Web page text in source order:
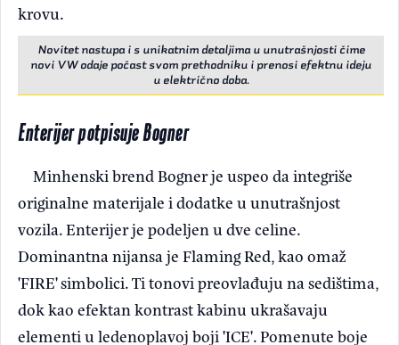
krovu.
Novitet nastupa i s unikatnim detaljima u unutrašnjosti čime
novi VW odaje počast svom prethodniku i prenosi efektnu ideju
u električno doba.
Enterijer potpisuje Bogner
Minhenski brend Bogner je uspeo da integriše
originalne materijale i dodatke u unutrašnjost
vozila. Enterijer je podeljen u dve celine.
Dominantna nijansa je Flaming Red, kao omaž
'FIRE' simbolici. Ti tonovi preovlađuju na sedištima,
dok kao efektan kontrast kabinu ukrašavaju
elementi u ledenoplavoj boji 'ICE'. Pomenute boje